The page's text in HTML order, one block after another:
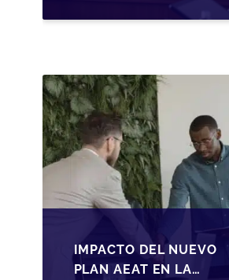
PYMES EN ESPAÑA
IMPACTO DEL NUEVO
PLAN AEAT EN LA